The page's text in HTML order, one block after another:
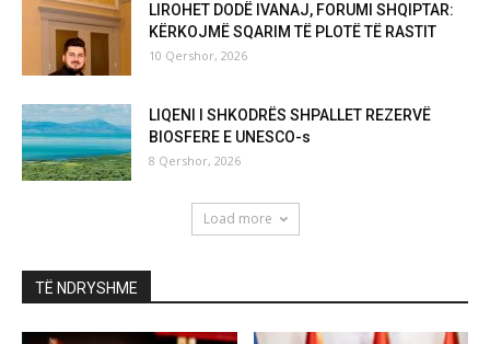
LIROHET DODË IVANAJ, FORUMI SHQIPTAR:
KËRKOJMË SQARIM TË PLOTË TË RASTIT
10 Qershor, 2026
LIQENI I SHKODRËS SHPALLET REZERVË
BIOSFERE E UNESCO-s
8 Qershor, 2026
Load more
TË NDRYSHME